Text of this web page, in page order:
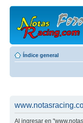
Índice general
Al ingresar en